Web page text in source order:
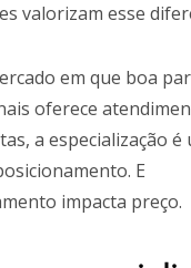
valorizam esse
em que boa
oferece
a especialização é
E
impacta preço.